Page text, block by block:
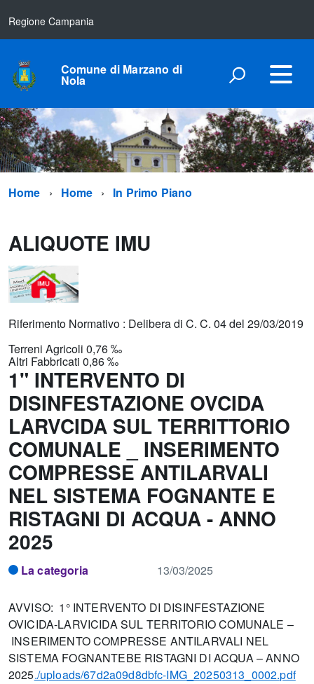
Regione Campania
Comune di Marzano di
Nola
Home Home In Primo Piano
ALIQUOTE IMU
Riferimento Normativo : Delibera di C. C. 04 del 29/03/2019
Terreni Agricoli 0,76 ‰
Altri Fabbricati 0,86 ‰
1" INTERVENTO DI
DISINFESTAZIONE OVCIDA
LARVCIDA SUL TERRITTORIO
COMUNALE _ INSERIMENTO
COMPRESSE ANTILARVALI
NEL SISTEMA FOGNANTE E
RISTAGNI DI ACQUA - ANNO
2025
La categoria 13/03/2025
AVVISO: 1° INTERVENTO DI DISINFESTAZIONE
OVICIDA-LARVICIDA SUL TERRITORIO COMUNALE –
INSERIMENTO COMPRESSE ANTILARVALI NEL
SISTEMA FOGNANTEBE RISTAGNI DI ACQUA – ANNO
2025./uploads/67d2a09d8dbfc-IMG_20250313_0002.pdf